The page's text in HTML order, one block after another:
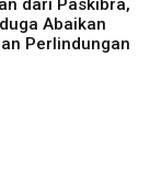
dari Paskibra,
Abaikan
Perlindungan